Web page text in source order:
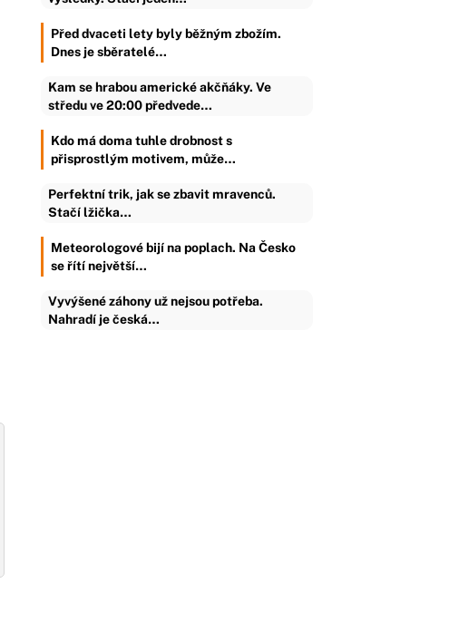
Před dvaceti lety byly běžným zbožím.
Dnes je sběratelé…
Kam se hrabou americké akčňáky. Ve
středu ve 20:00 předvede…
Kdo má doma tuhle drobnost s
přisprostlým motivem, může…
Perfektní trik, jak se zbavit mravenců.
Stačí lžička…
Meteorologové bijí na poplach. Na Česko
se řítí největší…
Vyvýšené záhony už nejsou potřeba.
Nahradí je česká…